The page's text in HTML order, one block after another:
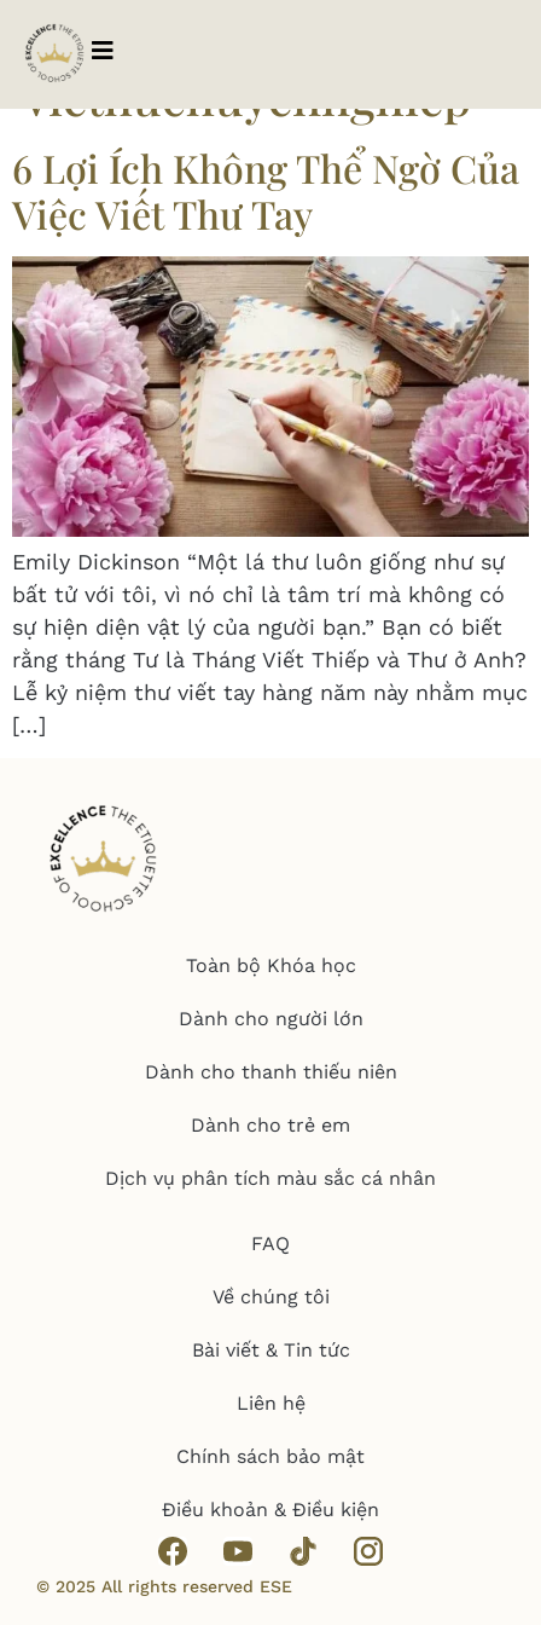
Tag:
viethuchuyennghiep
6 Lợi Ích Không Thể Ngờ Của
Việc Viết Thư Tay
Emily Dickinson “Một lá thư luôn giống như sự
bất tử với tôi, vì nó chỉ là tâm trí mà không có
sự hiện diện vật lý của người bạn.” Bạn có biết
rằng tháng Tư là Tháng Viết Thiếp và Thư ở Anh?
Lễ kỷ niệm thư viết tay hàng năm này nhằm mục
[…]
Toàn bộ Khóa học
Dành cho người lớn
Dành cho thanh thiếu niên
Dành cho trẻ em
Dịch vụ phân tích màu sắc cá nhân
FAQ
Về chúng tôi
Bài viết & Tin tức
Liên hệ
Chính sách bảo mật
Điều khoản & Điều kiện
© 2025 All rights reserved ESE